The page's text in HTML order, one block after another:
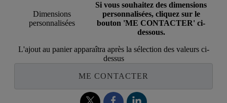
Dimensions
personnalisées
Si vous souhaitez des dimensions
personnalisées, cliquez sur le
bouton 'ME CONTACTER' ci-
dessous.
L'ajout au panier apparaîtra après la sélection des valeurs ci-
dessus
ME CONTACTER